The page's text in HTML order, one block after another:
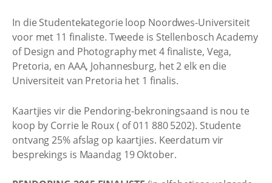
In die Studentekategorie loop Noordwes-Universiteit
voor met 11 finaliste. Tweede is Stellenbosch Academy
of Design and Photography met 4 finaliste, Vega,
Pretoria, en AAA, Johannesburg, het 2 elk en die
Universiteit van Pretoria het 1 finalis.
Kaartjies vir die Pendoring-bekroningsaand is nou te
koop by Corrie le Roux ( of 011 880 5202). Studente
ontvang 25% afslag op kaartjies. Keerdatum vir
besprekings is Maandag 19 Oktober.